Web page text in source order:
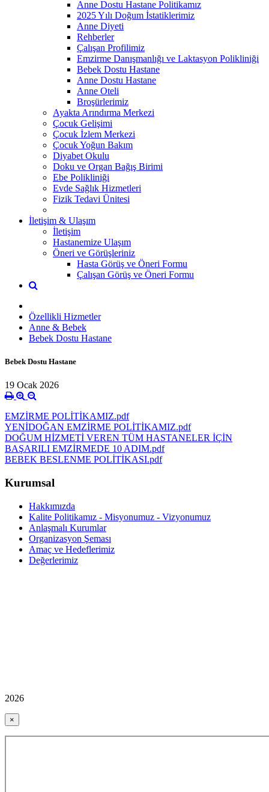
Anne Dostu Hastane Politikamız
2025 Yılı Doğum İstatiklerimiz
Anne Diyeti
Rehberler
Çalışan Profilimiz
Emzirme Danışmanlığı ve Laktasyon Polikliniği
Bebek Dostu Hastane
Anne Dostu Hastane
Anne Oteli
Broşürlerimiz
Ayakta Arındırma Merkezi
Çocuk Gelişimi
Çocuk İzlem Merkezi
Çocuk Yoğun Bakım
Diyabet Okulu
Doku ve Organ Bağış Birimi
Ebe Polikliniği
Evde Sağlık Hizmetleri
Fizik Tedavi Ünitesi
İletişim & Ulaşım
İletişim
Hastanemize Ulaşım
Öneri ve Görüşleriniz
Hasta Görüş ve Öneri Formu
Çalışan Görüş ve Öneri Formu
Özellikli Hizmetler
Anne & Bebek
Bebek Dostu Hastane
Bebek Dostu Hastane
19 Ocak 2026
EMZİRME POLİTİKAMIZ.pdf
YENİDOĞAN EMZİRME POLİTİKAMIZ.pdf
DOĞUM HİZMETİ VEREN TÜM HASTANELER İÇİN
BAŞARILI EMZİRMEDE 10 ADIM.pdf
BEBEK BESLENME POLİTİKASI.pdf
Kurumsal
Hakkımızda
Kalite Politikamız - Misyonumuz - Vizyonumuz
Anlaşmalı Kurumlar
Organizasyon Şeması
Amaç ve Hedeflerimiz
Değerlerimiz
2026
×